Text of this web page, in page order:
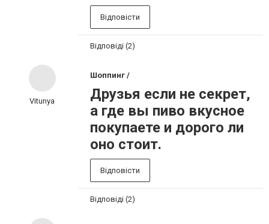
Відповісти
Відповіді (2)
Vitunya
Шоппинг /
Друзья если не секрет,
а где вы пиво вкусное
покупаете и дорого ли
оно стоит.
Відповісти
Відповіді (2)